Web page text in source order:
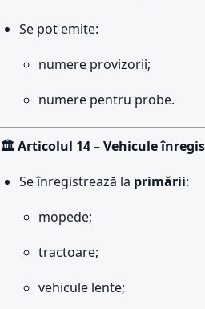
Se pot emite:
numere provizorii;
numere pentru probe.
🏛️ Articolul 14 – Vehicule
Se înregistrează la primării:
mopede;
tractoare;
vehicule lente;